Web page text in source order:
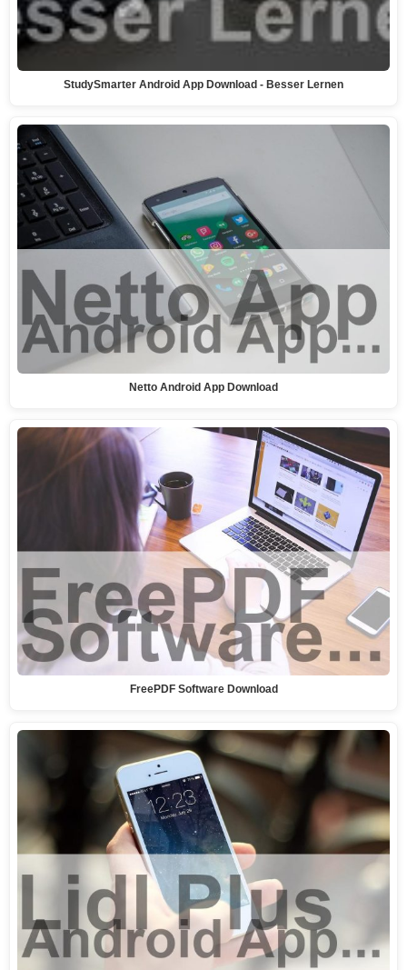
StudySmarter Android App Download - Besser Lernen
Netto Android App Download
FreePDF Software Download